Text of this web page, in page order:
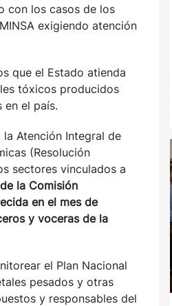
con los casos de los
exigiendo atención
que el Estado atienda
tóxicos producidos
en el país.
Atención Integral de
(Resolución
sectores vinculados a
la Comisión
en el mes de
y voceras de la
el Plan Nacional
pesados y otras
y responsables del